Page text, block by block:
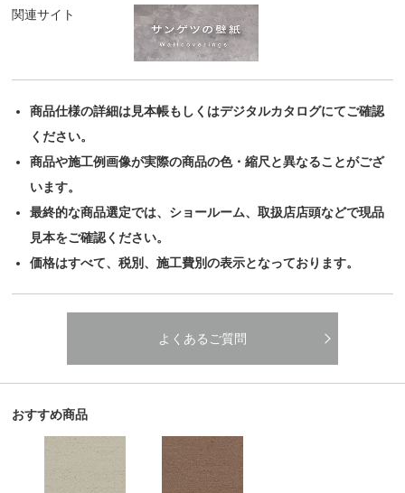
関連サイト
商品仕様の詳細は見本帳もしくはデジタルカタログにてご確認
ください。
商品や施工例画像が実際の商品の色・縮尺と異なることがござ
います。
最終的な商品選定では、ショールーム、取扱店店頭などで現品
見本をご確認ください。
価格はすべて、税別、施工費別の表示となっております。
よくあるご質問
おすすめ商品